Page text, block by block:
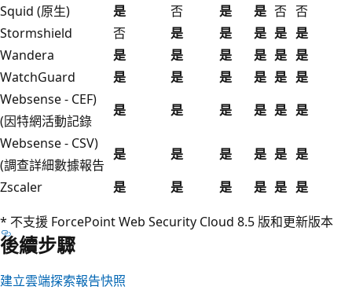
Squid (原生)
是 否 是 是 否 否
Stormshield
否 是 是 是 是 是
Wandera
是 是 是 是 是 是
WatchGuard
是 是 是 是 是 是
Websense - CEF)
(因特網活動記錄
是 是 是 是 是 是
Websense - CSV)
(調查詳細數據報告
是 是 是 是 是 是
Zscaler
是 是 是 是 是 是
* 不支援 ForcePoint Web Security Cloud 8.5 版和更新版本
後續步驟
建立雲端探索報告快照